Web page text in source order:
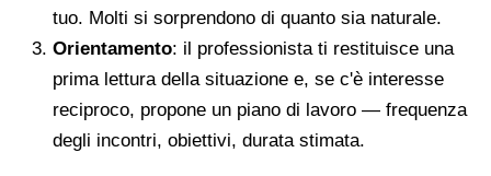
tuo. Molti si sorprendono di quanto sia naturale.
Orientamento: il professionista ti restituisce una
prima lettura della situazione e, se c'è interesse
reciproco, propone un piano di lavoro — frequenza
degli incontri, obiettivi, durata stimata.